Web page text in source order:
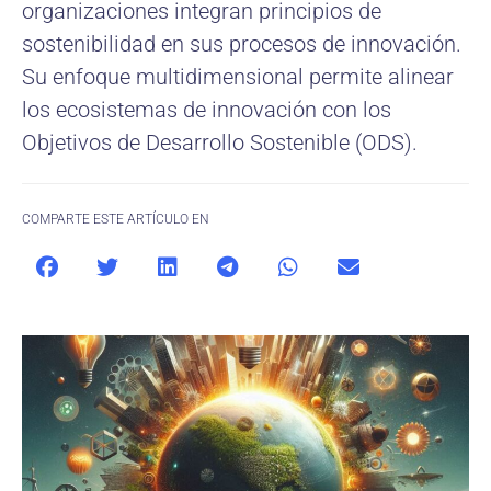
organizaciones integran principios de
sostenibilidad en sus procesos de innovación.
Su enfoque multidimensional permite alinear
los ecosistemas de innovación con los
Objetivos de Desarrollo Sostenible (ODS).
COMPARTE ESTE ARTÍCULO EN